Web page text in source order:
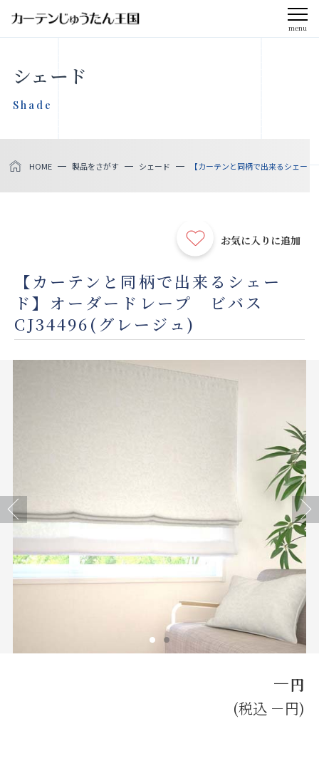
menu
会社案内
お知らせ
製品をさがす
店舗をさがす
FAQ
お問い合わせ
お気に入りリスト
お見積り来店予約はこちら
シェード
Shade
HOME 製品をさがす シェード 【カーテンと同柄で出来るシェー
お気に入りに追加
【カーテンと同柄で出来るシェー
ド】オーダードレープ ビバス
CJ34496(グレージュ)
Previous Next
－円
(税込 －円)